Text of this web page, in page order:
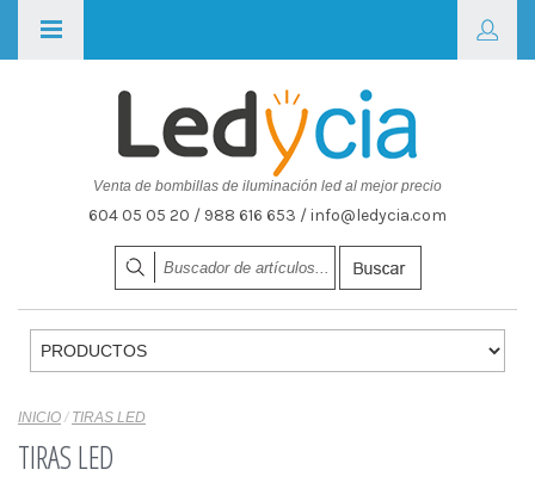
Venta de bombillas de iluminación led al mejor precio
604 05 05 20 / 988 616 653 / info@ledycia.com
INICIO / TIRAS LED
TIRAS LED